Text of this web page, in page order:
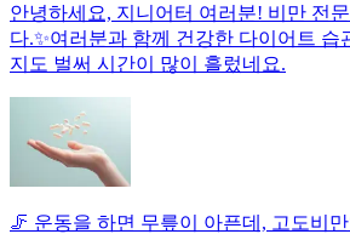
안녕하세요, 지니어터 여러분! 비만 전
다.✨여러분과 함께 건강한 다이어트 습
지도 벌써 시간이 많이 흘렀네요.
🦵 운동을 하면 무릎이 아픈데, 고도비